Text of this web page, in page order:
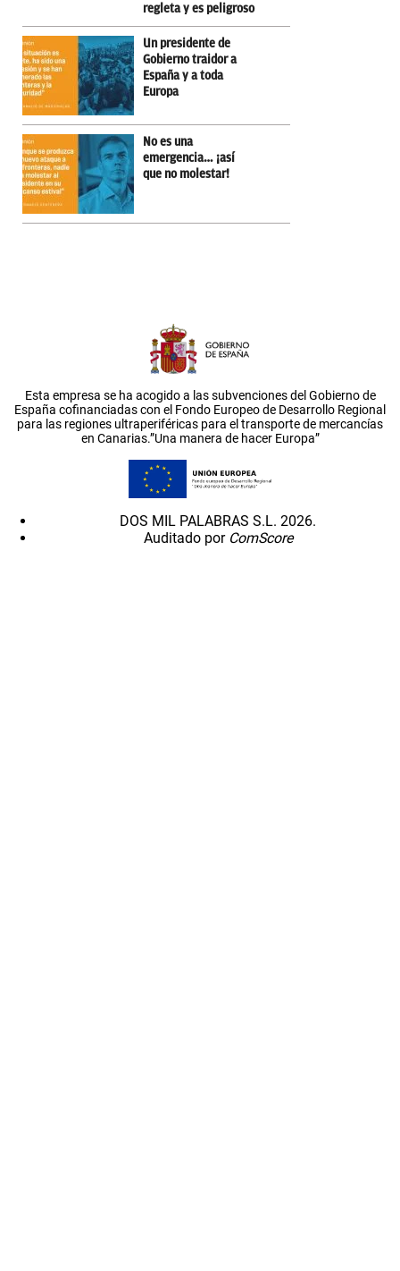
regleta y es peligroso
Un presidente de
Gobierno traidor a
España y a toda
Europa
No es una
emergencia… ¡así
que no molestar!
Esta empresa se ha acogido a las subvenciones del Gobierno de
España cofinanciadas con el Fondo Europeo de Desarrollo Regional
para las regiones ultraperiféricas para el transporte de mercancías
en Canarias.”Una manera de hacer Europa”
DOS MIL PALABRAS S.L. 2026.
Auditado por ComScore